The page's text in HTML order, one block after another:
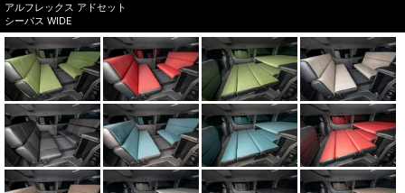
アルフレックス アドセット
シーバス WIDE